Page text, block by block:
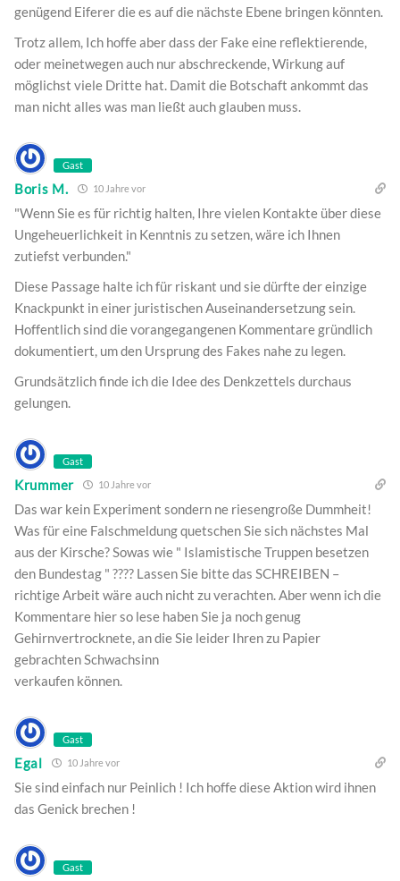
genügend Eiferer die es auf die nächste Ebene bringen könnten.
Trotz allem, Ich hoffe aber dass der Fake eine reflektierende,
oder meinetwegen auch nur abschreckende, Wirkung auf
möglichst viele Dritte hat. Damit die Botschaft ankommt das
man nicht alles was man ließt auch glauben muss.
Gast
Boris M. 10 Jahre vor
"Wenn Sie es für richtig halten, Ihre vielen Kontakte über diese
Ungeheuerlichkeit in Kenntnis zu setzen, wäre ich Ihnen
zutiefst verbunden."
Diese Passage halte ich für riskant und sie dürfte der einzige
Knackpunkt in einer juristischen Auseinandersetzung sein.
Hoffentlich sind die vorangegangenen Kommentare gründlich
dokumentiert, um den Ursprung des Fakes nahe zu legen.
Grundsätzlich finde ich die Idee des Denkzettels durchaus
gelungen.
Gast
Krummer 10 Jahre vor
Das war kein Experiment sondern ne riesengroße Dummheit!
Was für eine Falschmeldung quetschen Sie sich nächstes Mal
aus der Kirsche? Sowas wie " Islamistische Truppen besetzen
den Bundestag " ???? Lassen Sie bitte das SCHREIBEN –
richtige Arbeit wäre auch nicht zu verachten. Aber wenn ich die
Kommentare hier so lese haben Sie ja noch genug
Gehirnvertrocknete, an die Sie leider Ihren zu Papier
gebrachten Schwachsinn
verkaufen können.
Gast
Egal 10 Jahre vor
Sie sind einfach nur Peinlich ! Ich hoffe diese Aktion wird ihnen
das Genick brechen !
Gast